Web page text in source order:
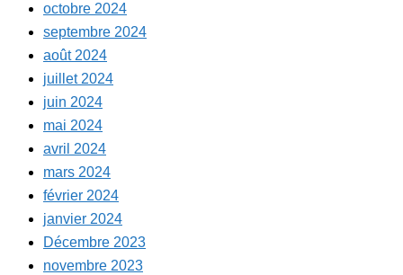
octobre 2024
septembre 2024
août 2024
juillet 2024
juin 2024
mai 2024
avril 2024
mars 2024
février 2024
janvier 2024
Décembre 2023
novembre 2023